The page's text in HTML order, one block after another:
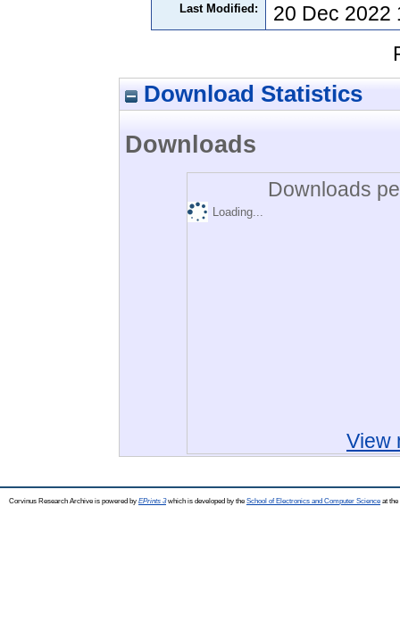
Last Modified:
20 Dec 2022
Download Statistics
Downloads
Downloads
Loading...
View
Corvinus Research Archive is powered by EPrints 3which is developed by the School of Electronics and Computer Science at